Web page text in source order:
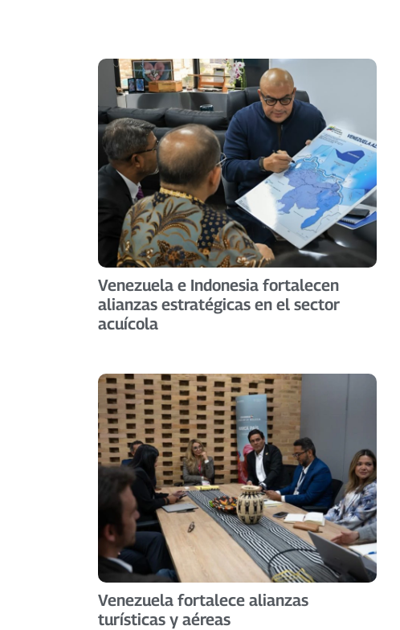
Venezuela e Indonesia fortalecen
alianzas estratégicas en el sector
acuícola
Venezuela fortalece alianzas
turísticas y aéreas